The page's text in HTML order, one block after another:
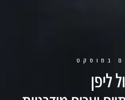
במוסקט
ליפן